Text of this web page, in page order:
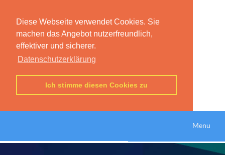
Diese Webseite verwendet Cookies. Sie
machen das Angebot nutzerfreundlich,
effektiver und sicherer.
Datenschutzerklärung
Ich stimme diesen Cookies zu
Menu